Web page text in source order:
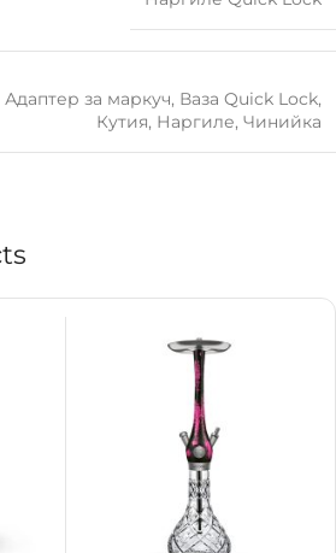
Адаптер за маркуч, Ваза Quick Lock,
Кутия, Наргиле, Чинийка